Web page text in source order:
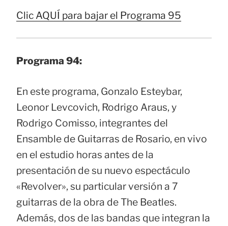
Clic AQUÍ para bajar el Programa 95
Programa 94:
En este programa, Gonzalo Esteybar,
Leonor Levcovich, Rodrigo Araus, y
Rodrigo Comisso, integrantes del
Ensamble de Guitarras de Rosario, en vivo
en el estudio horas antes de la
presentación de su nuevo espectáculo
«Revolver», su particular versión a 7
guitarras de la obra de The Beatles.
Además, dos de las bandas que integran la